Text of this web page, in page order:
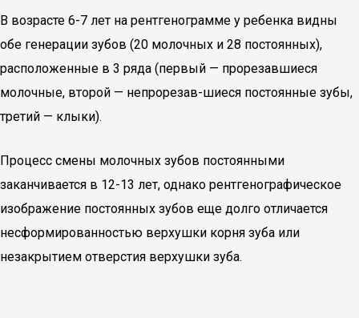
В возрасте 6-7 лет на рентгенограмме у ребенка видны
обе генерации зубов (20 молочных и 28 постоянных),
расположенные в 3 ряда (первый — прорезавшиеся
молочные, второй — непрорезав-шиеся постоянные зубы,
третий — клыки).
Процесс смены молочных зубов постоянными
заканчивается в 12-13 лет, однако рентгенографическое
изображение постоянных зубов еще долго отличается
несформированностью верхушки корня зуба или
незакрытием отверстия верхушки зуба.